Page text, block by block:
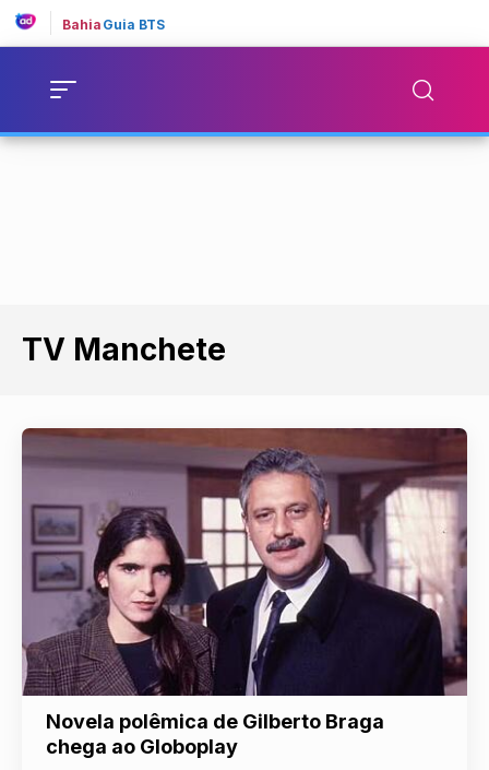
Bahia Guia BTS
TV Manchete
Novela polêmica de Gilberto Braga
chega ao Globoplay